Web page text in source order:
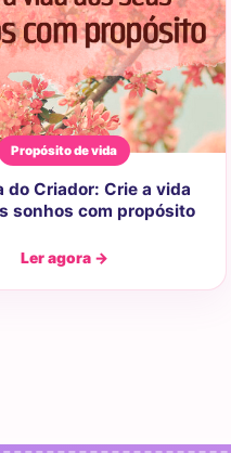
Propósito de vida
do Criador: Crie a vida
sonhos com propósito
Ler agora →